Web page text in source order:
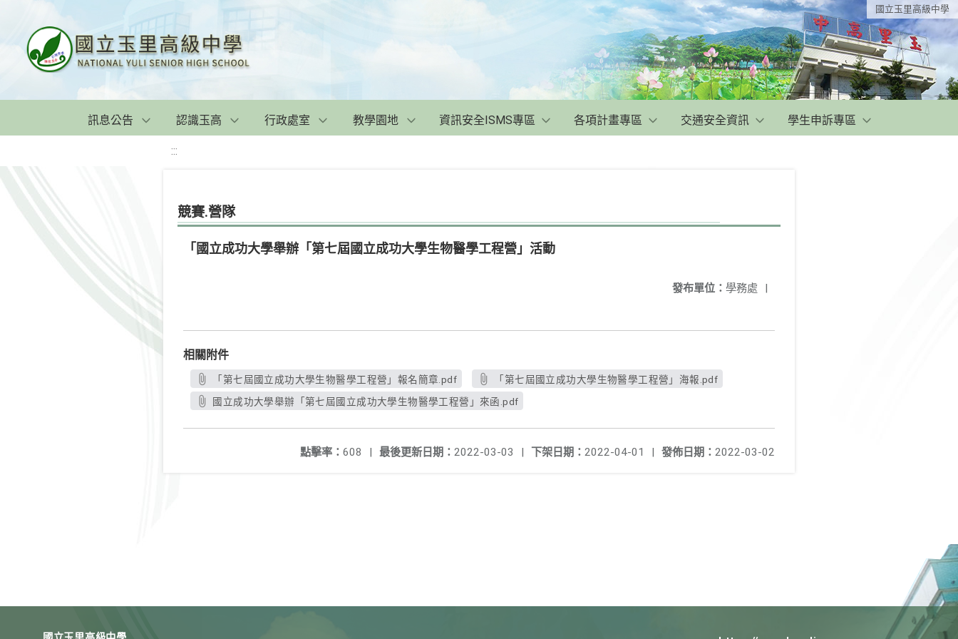
國立玉里高級中學
訊息公告 認識玉高 行政處室 教學園地 資訊安全ISMS專區 各項計畫專區 交通安全資訊 學生申訴專區
:::
競賽.營隊
「國立成功大學舉辦「第七屆國立成功大學生物醫學工程營」活動
發布單位： 學務處 |
相關附件
「第七屆國立成功大學生物醫學工程營」報名簡章.pdf
「第七屆國立成功大學生物醫學工程營」海報.pdf
國立成功大學舉辦「第七屆國立成功大學生物醫學工程營」來函.pdf
發佈日期： 2022-03-02
下架日期： 2022-04-01 |
最後更新日期： 2022-03-03 |
點擊率： 608 |